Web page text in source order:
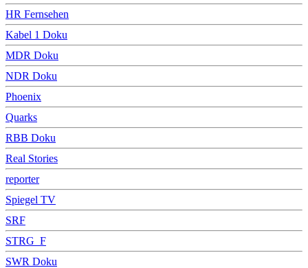
HR Fernsehen
Kabel 1 Doku
MDR Doku
NDR Doku
Phoenix
Quarks
RBB Doku
Real Stories
reporter
Spiegel TV
SRF
STRG_F
SWR Doku